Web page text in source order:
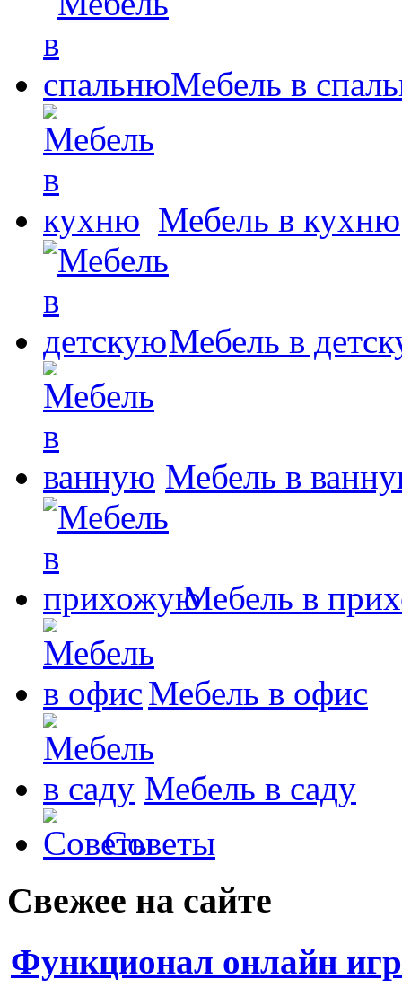
Мебель в
Мебель в кухню
Мебель в
Мебель в
Мебель в
Мебель в офис
Мебель в саду
Советы
Свежее на сайте
Функционал онлайн